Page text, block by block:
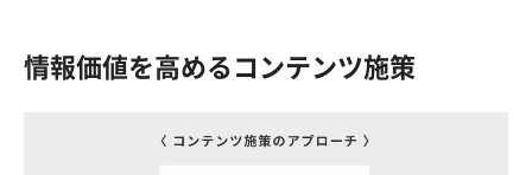
情報価値を高めるコンテンツ施策